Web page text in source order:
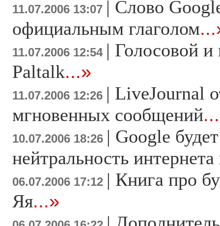
11.07.2006 13:07 | Слово
официальным глаголом
11.07.2006 12:54 | Голосовой и
Paltalk...»
11.07.2006 12:26 | LiveJournal
мгновенных сообщений
10.07.2006 18:26 | Google
нейтральность интернета
06.07.2006 17:12 | Книга про
Яя...»